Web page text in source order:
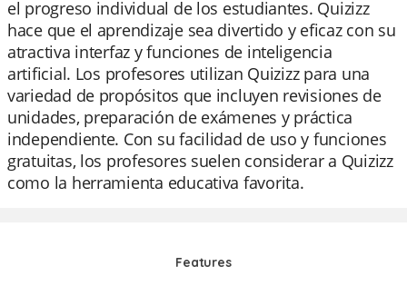
el progreso individual de los estudiantes. Quizizz
hace que el aprendizaje sea divertido y eficaz con su
atractiva interfaz y funciones de inteligencia
artificial. Los profesores utilizan Quizizz para una
variedad de propósitos que incluyen revisiones de
unidades, preparación de exámenes y práctica
independiente. Con su facilidad de uso y funciones
gratuitas, los profesores suelen considerar a Quizizz
como la herramienta educativa favorita.
Features